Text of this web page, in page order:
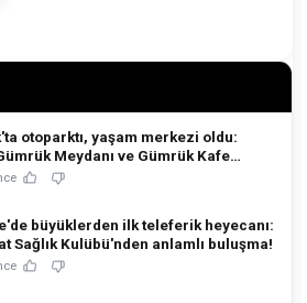
otoparktı, yaşam merkezi oldu:
Meydanı ve Gümrük Kafe
büyüklerden ilk teleferik heyecanı:
Sağlık Kulübü'nden anlamlı buluşma!